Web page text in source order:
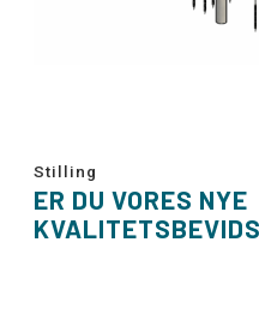
Stilling
ER DU VORES NYE